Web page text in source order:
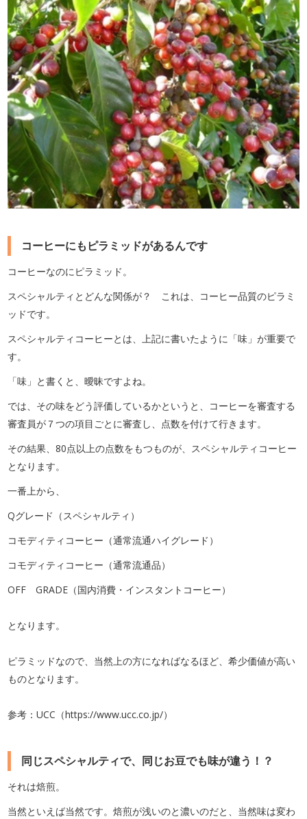
コーヒーにもピラミッドがあるんです
コーヒーなのにピラミッド。
スペシャルティとどんな関係が？ これは、コーヒー品質のピラミ
ッドです。
スペシャルティコーヒーとは、上記に書いたように「味」が重要で
す。
「味」と書くと、曖昧ですよね。
では、その味をどう評価しているかというと、コーヒーを審査する
審査員が７つの項目ごとに審査し、点数を付けて行きます。
その結果、80点以上の点数をもつものが、スペシャルティコーヒー
となります。
一番上から、
Qグレード（スペシャルティ）
コモディティコーヒー（通常流通ハイグレード）
コモディティコーヒー（通常流通品）
OFF GRADE（国内消費・インスタントコーヒー）
となります。
ピラミッドなので、当然上の方になればなるほど、希少価値が高い
ものとなります。
参考：UCC（https://www.ucc.co.jp/）
同じスペシャルティで、同じお豆でも味が違う！？
それは焙煎。
当然といえば当然です。焙煎が浅いのと濃いのだと、当然味は変わ